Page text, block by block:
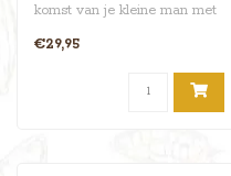
komst van je kleine man met
€29,95